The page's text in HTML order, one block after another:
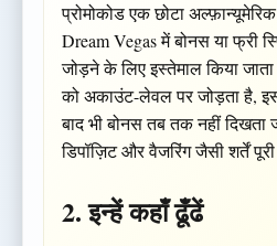
प्रोमोकोड एक छोटा
Dream Vegas में बोनस या फ्री
जोड़ने के लिए इस्तेमाल किया
को अकाउंट-लेवल पर जोड़ता है,
बाद भी बोनस तब तक नहीं
डिपॉज़िट और वैजरिंग जैसी शर्तें
2. इन्हें कहाँ ढूँढें